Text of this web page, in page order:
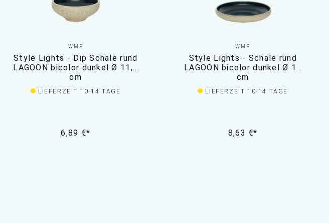
WMF
Style Lights - Dip Schale rund
LAGOON bicolor dunkel Ø 11,5
cm
LIEFERZEIT 10-14 TAGE
6,89 €*
WMF
Style Lights - Schale rund
LAGOON bicolor dunkel Ø 16
cm
LIEFERZEIT 10-14 TAGE
8,63 €*